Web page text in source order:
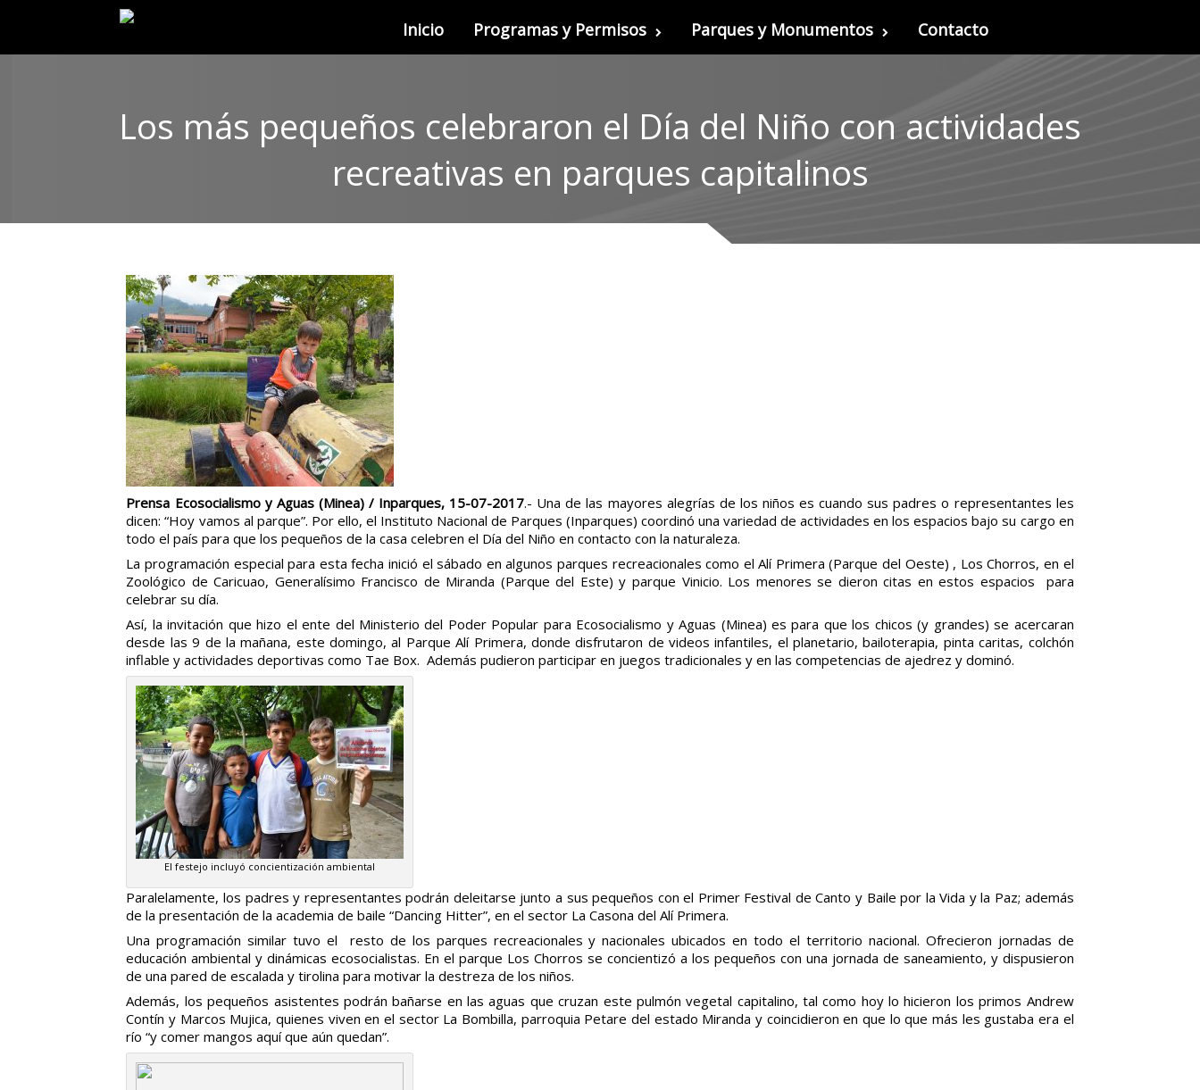
Inicio Programas y Permisos Parques y Monumentos Contacto
Los más pequeños celebraron el Día del Niño con actividades
recreativas en parques capitalinos
Prensa Ecosocialismo y Aguas (Minea) / Inparques, 15-07-2017.- Una de las mayores alegrías de los niños es cuando sus padres o representantes les
dicen: “Hoy vamos al parque”. Por ello, el Instituto Nacional de Parques (Inparques) coordinó una variedad de actividades en los espacios bajo su cargo en
todo el país para que los pequeños de la casa celebren el Día del Niño en contacto con la naturaleza.
La programación especial para esta fecha inició el sábado en algunos parques recreacionales como el Alí Primera (Parque del Oeste) , Los Chorros, en el
Zoológico de Caricuao, Generalísimo Francisco de Miranda (Parque del Este) y parque Vinicio. Los menores se dieron citas en estos espacios para
celebrar su día.
Así, la invitación que hizo el ente del Ministerio del Poder Popular para Ecosocialismo y Aguas (Minea) es para que los chicos (y grandes) se acercaran
desde las 9 de la mañana, este domingo, al Parque Alí Primera, donde disfrutaron de videos infantiles, el planetario, bailoterapia, pinta caritas, colchón
inflable y actividades deportivas como Tae Box. Además pudieron participar en juegos tradicionales y en las competencias de ajedrez y dominó.
El festejo incluyó concientización ambiental
Paralelamente, los padres y representantes podrán deleitarse junto a sus pequeños con el Primer Festival de Canto y Baile por la Vida y la Paz; además
de la presentación de la academia de baile “Dancing Hitter”, en el sector La Casona del Alí Primera.
Una programación similar tuvo el resto de los parques recreacionales y nacionales ubicados en todo el territorio nacional. Ofrecieron jornadas de
educación ambiental y dinámicas ecosocialistas. En el parque Los Chorros se concientizó a los pequeños con una jornada de saneamiento, y dispusieron
de una pared de escalada y tirolina para motivar la destreza de los niños.
Además, los pequeños asistentes podrán bañarse en las aguas que cruzan este pulmón vegetal capitalino, tal como hoy lo hicieron los primos Andrew
Contín y Marcos Mujica, quienes viven en el sector La Bombilla, parroquia Petare del estado Miranda y coincidieron en que lo que más les gustaba era el
río “y comer mangos aquí que aún quedan”.